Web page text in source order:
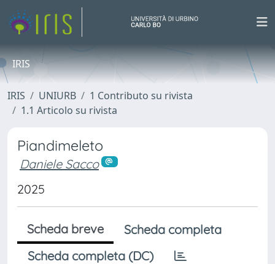
IRIS
IRIS UNIURB
1 Contributo su rivista
1.1 Articolo su rivista
Piandimeleto
Daniele Sacco
2025
Scheda breve
Scheda completa
Scheda completa (DC)